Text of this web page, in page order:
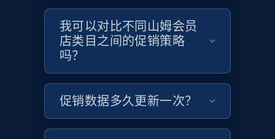
and more.
1.3K+ 175+ 立即开始
Target - Discover products by category url
URL, Product id, Title, Product description,
Rating, Reviews count, Initial price, Discount,
我可以对比不同山姆会员
店类目之间的促销策略
吗？
促销数据多久更新一次？